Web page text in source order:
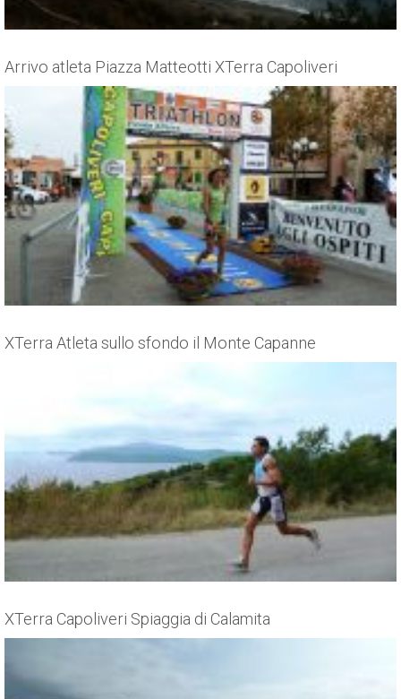
Arrivo atleta Piazza Matteotti XTerra Capoliveri
XTerra Atleta sullo sfondo il Monte Capanne
XTerra Capoliveri Spiaggia di Calamita